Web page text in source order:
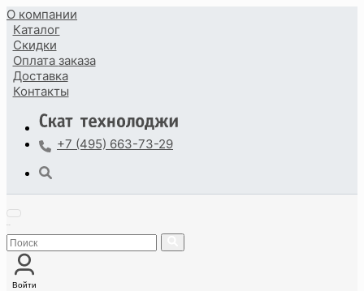
О компании
Каталог
Скидки
Оплата заказа
Доставка
Контакты
+7 (495) 663-73-29
Войти